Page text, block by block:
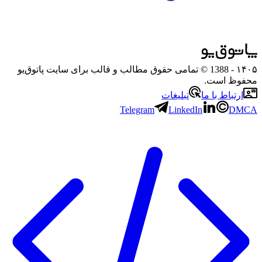
۱۴۰۵
- 1388 © تمامی حقوق مطالب و قالب برای سایت پاتوق‌یو
محفوظ است.
ارتباط با ما
تبلیغات
Telegram
LinkedIn DMCA